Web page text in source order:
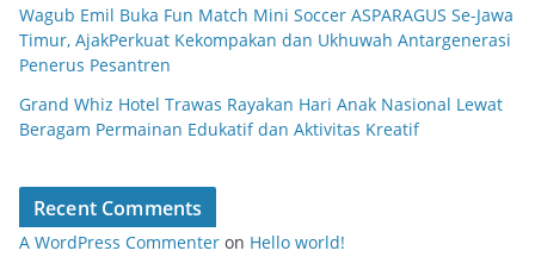
Wagub Emil Buka Fun Match Mini Soccer ASPARAGUS Se-Jawa
Timur, AjakPerkuat Kekompakan dan Ukhuwah Antargenerasi
Penerus Pesantren
Grand Whiz Hotel Trawas Rayakan Hari Anak Nasional Lewat
Beragam Permainan Edukatif dan Aktivitas Kreatif
Recent Comments
A WordPress Commenter on Hello world!